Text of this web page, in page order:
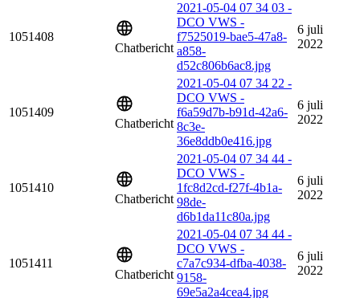
1051408
Chatbericht
2021-05-04 07 34 03 -
DCO VWS -
f7525019-bae5-47a8-
a858-
d52c806b6ac8.jpg
6 juli
2022
1051409
Chatbericht
2021-05-04 07 34 22 -
DCO VWS -
f6a59d7b-b91d-42a6-
8c3e-
36e8ddb0e416.jpg
6 juli
2022
1051410
Chatbericht
2021-05-04 07 34 44 -
DCO VWS -
1fc8d2cd-f27f-4b1a-
98de-
d6b1da11c80a.jpg
6 juli
2022
1051411
Chatbericht
2021-05-04 07 34 44 -
DCO VWS -
c7a7c934-dfba-4038-
9158-
69e5a2a4cea4.jpg
6 juli
2022